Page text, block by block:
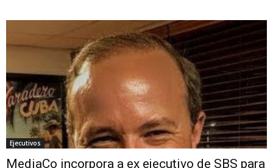
Ejecutivos
MediaCo incorpora a ex ejecutivo de SBS para